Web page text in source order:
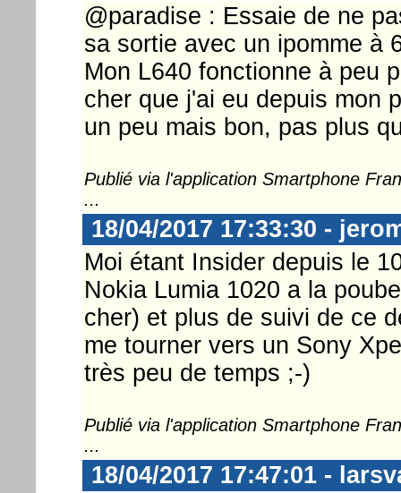
@paradise : Essaie de ne
sa sortie avec un ipomme à
Mon L640 fonctionne à peu
cher que j'ai eu depuis mon
un peu mais bon, pas plus
Publié via l'application Smartphone
...
18/04/2017 17:33:30 -
Moi étant Insider depuis le
Nokia Lumia 1020 a la
cher) et plus de suivi de ce
me tourner vers un Sony
très peu de temps ;-)
Publié via l'application Smartphone
...
18/04/2017 17:47:01 -